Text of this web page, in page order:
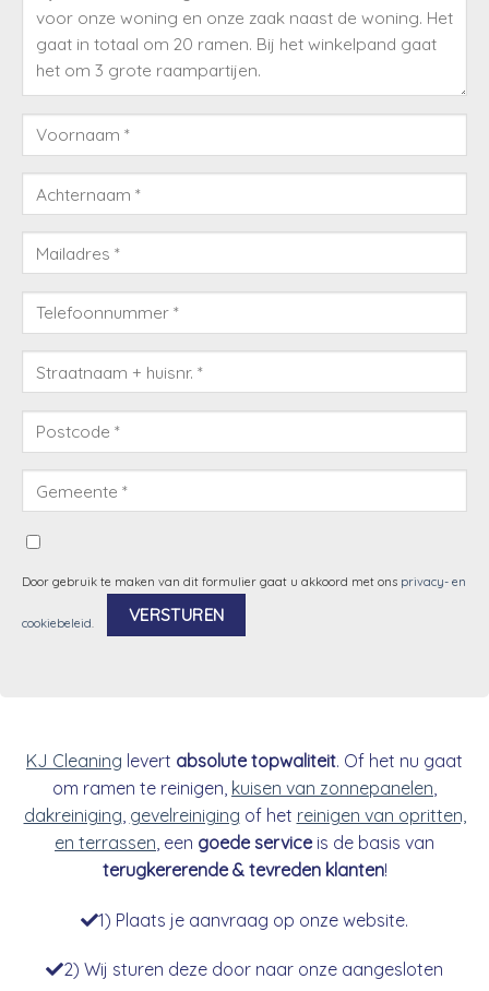
Door gebruik te maken van dit formulier gaat u akkoord met ons privacy- en
cookiebeleid.
KJ Cleaning levert absolute topwaliteit. Of het nu gaat
om ramen te reinigen, kuisen van zonnepanelen
dakreiniging gevelreiniging of het reinigen van opritten,
en terrassen , een goede serviceis de basis van
terugkererende & tevreden klanten!
1) Plaats je aanvraag op onze website.
2) Wij sturen deze door naar onze aangesloten